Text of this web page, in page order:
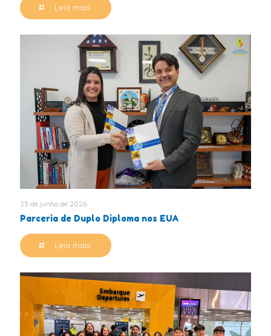
Leia mais
23 de junho de 2026
Parceria de Duplo Diploma nos EUA
Leia mais